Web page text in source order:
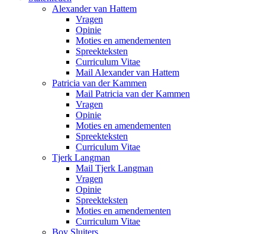
Alexander van Hattem
Vragen
Opinie
Moties en amendementen
Spreekteksten
Curriculum Vitae
Mail Alexander van Hattem
Patricia van der Kammen
Mail Patricia van der Kammen
Vragen
Opinie
Moties en amendementen
Spreekteksten
Curriculum Vitae
Tjerk Langman
Mail Tjerk Langman
Vragen
Opinie
Spreekteksten
Moties en amendementen
Curriculum Vitae
Boy Sluiters